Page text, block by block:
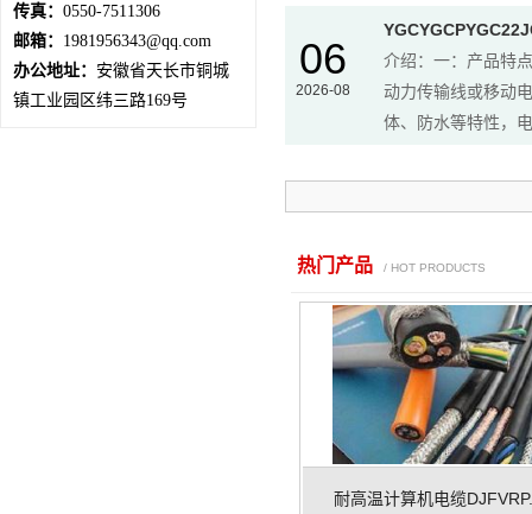
传真： 0550-7511306
邮箱： 1981956343@qq.com
办公地址： 安徽省天长市铜城
镇工业园区纬三路169号
06
2026-08
介绍：一：产品特
动力传输线或移动
体、防水等特性，
热门产品 / HOT PRODUCTS
耐高温计算机电缆